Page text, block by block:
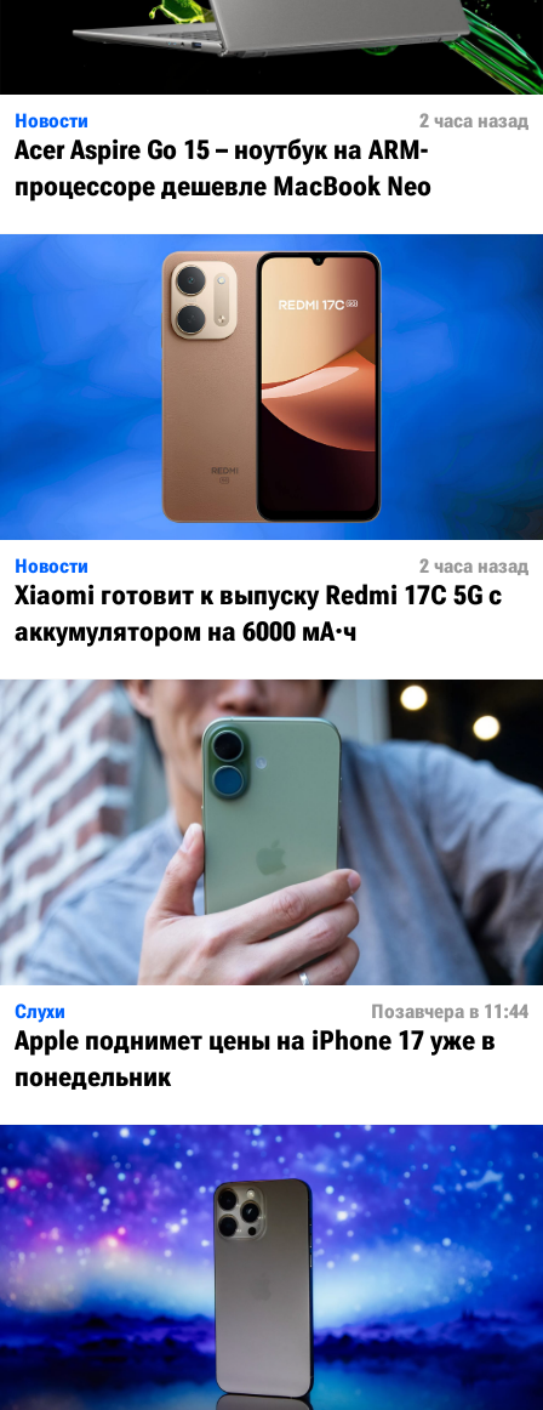
Новости 2 часа назад
Acer Aspire Go 15 – ноутбук на ARM-
процессоре дешевле MacBook Neo
Новости 2 часа назад
Xiaomi готовит к выпуску Redmi 17C 5G с
аккумулятором на 6000 мА·ч
Слухи Позавчера в 11:44
Apple поднимет цены на iPhone 17 уже в
понедельник